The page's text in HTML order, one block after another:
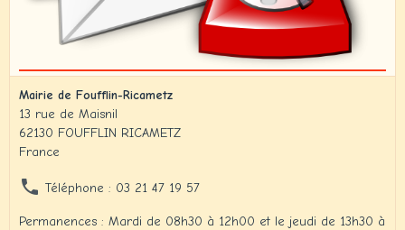
Mairie de Foufflin-Ricametz
13 rue de Maisnil
62130 FOUFFLIN RICAMETZ
France
Téléphone : 03 21 47 19 57
Permanences : Mardi de 08h30 à 12h00 et le jeudi de 13h30 à